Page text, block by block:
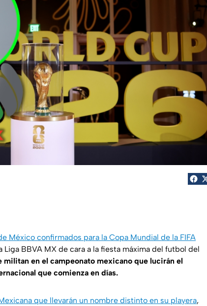
México confirmados para la Copa Mundial de la FIFA
Liga BBVA MX de cara a la fiesta máxima del futbol del
militan en el campeonato mexicano que lucirán el
que comienza en días.
que llevarán un nombre distinto en su playera,